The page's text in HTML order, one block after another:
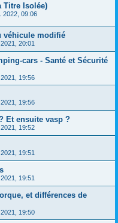
Titre Isolée)
2022, 09:06
véhicule modifié
20:01
cars - Santé et Sécurité
19:56
19:56
Et ensuite vasp ?
19:52
19:51
19:51
et différences de
19:50